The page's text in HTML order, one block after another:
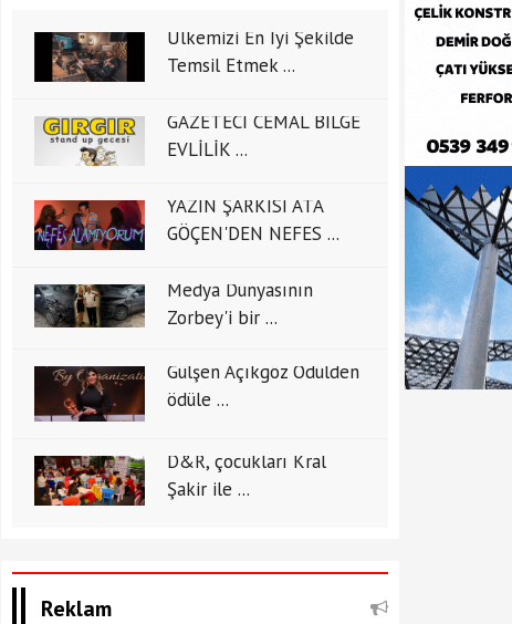
Ülkemizi En İyi Şekilde
Temsil Etmek ...
GAZETECİ CEMAL BİLGE
EVLİLİK ...
YAZIN ŞARKISI ATA
GÖÇEN'DEN NEFES ...
Medya Dünyasının
Zorbey'i bir ...
Gülşen Açıkgöz Ödülden
ödüle ...
D&R, çocukları Kral
Şakir ile ...
Reklam